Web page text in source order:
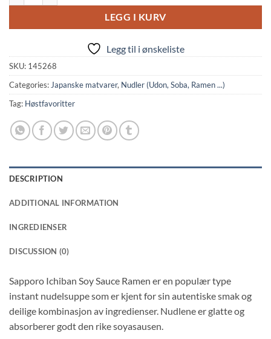
LEGG I KURV
Legg til i ønskeliste
SKU: 145268
Categories:Japanske matvarer, Nudler (Udon, Soba, Ramen ...)
Tag: Høstfavoritter
DESCRIPTION
ADDITIONAL INFORMATION
INGREDIENSER
DISCUSSION (0)
Sapporo Ichiban Soy Sauce Ramen er en populær type
instant nudelsuppe som er kjent for sin autentiske smak og
deilige kombinasjon av ingredienser. Nudlene er glatte og
absorberer godt den rike soyasausen.